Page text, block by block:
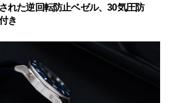
れた逆回転防止ベゼル、30気圧防
き